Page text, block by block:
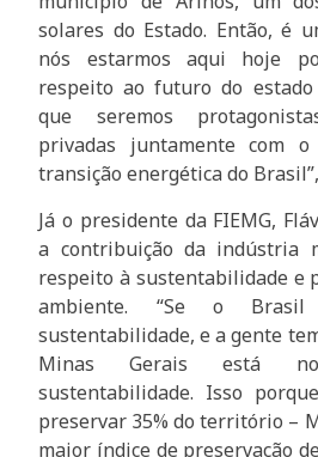
solares do Estado. Então, é
nós estarmos aqui hoje
respeito ao futuro do
que seremos
privadas juntamente com
transição energética do
Já o presidente da FIEMG,
a contribuição da indústria
respeito à sustentabilidade e
ambiente. “Se o
sustentabilidade, e a gente
Minas Gerais está
sustentabilidade. Isso
preservar 35% do território –
maior índice de preservação